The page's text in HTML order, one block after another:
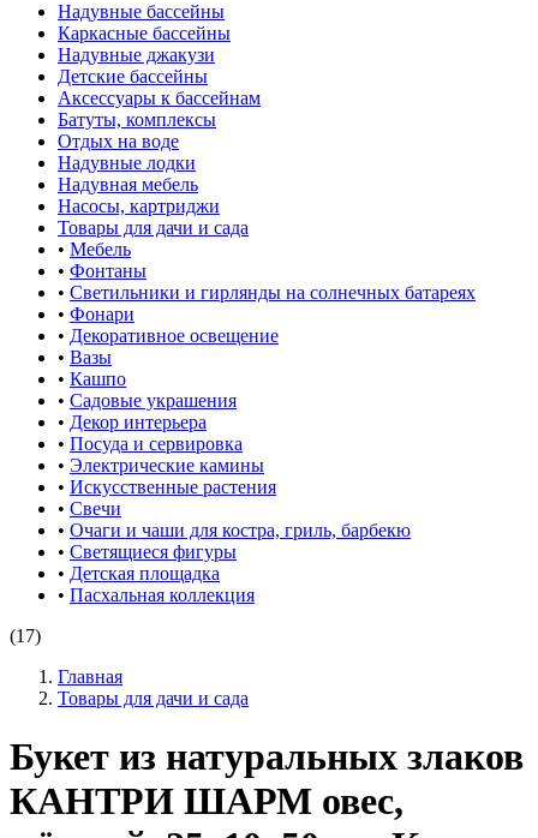
Надувные бассейны
Каркасные бассейны
Надувные джакузи
Детские бассейны
Аксессуары к бассейнам
Батуты, комплексы
Отдых на воде
Надувные лодки
Надувная мебель
Насосы, картриджи
Товары для дачи и сада
• Мебель
• Фонтаны
• Светильники и гирлянды на солнечных батареях
• Фонари
• Декоративное освещение
• Вазы
• Кашпо
• Садовые украшения
• Декор интерьера
• Посуда и сервировка
• Электрические камины
• Искусственные растения
• Свечи
• Очаги и чаши для костра, гриль, барбекю
• Светящиеся фигуры
• Детская площадка
• Пасхальная коллекция
(17)
Главная
Товары для дачи и сада
Букет из натуральных злаков
КАНТРИ ШАРМ овес,